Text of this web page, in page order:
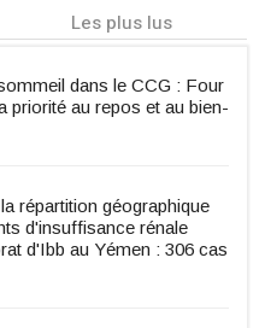
Les plus lus
dans le CCG : Four
priorité au repos et au bien-
répartition géographique
d'insuffisance rénale
d'Ibb au Yémen : 306 cas